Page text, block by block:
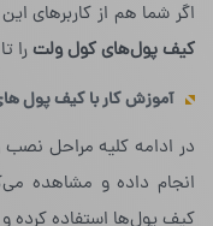
اگر شما هم از کاربرهای
کیف پولهای کول ولترا
آموزش کار با کیف پول
در ادامه کلیه مراحل
انجام داده و مشاهده